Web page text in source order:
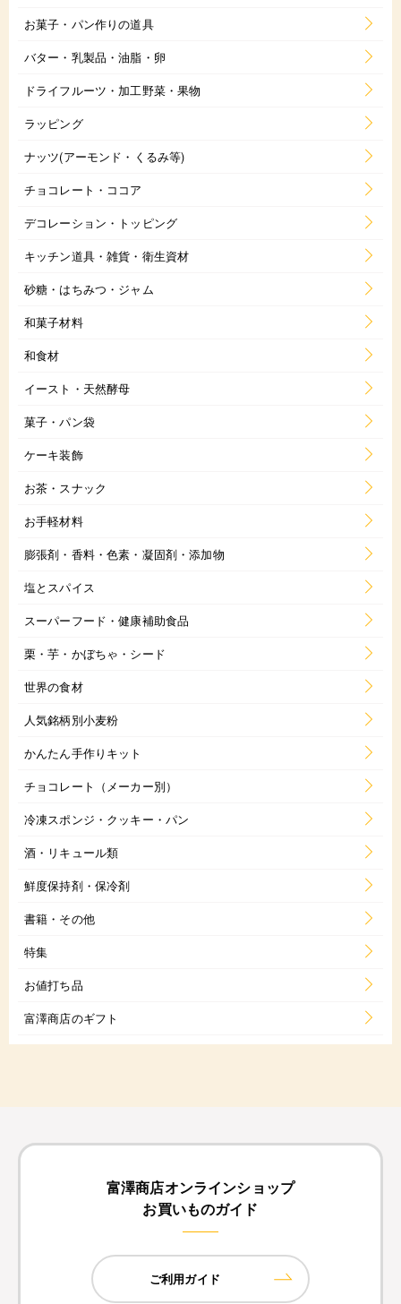
お菓子・パン作りの道具
バター・乳製品・油脂・卵
ドライフルーツ・加工野菜・果物
ラッピング
ナッツ(アーモンド・くるみ等)
チョコレート・ココア
デコレーション・トッピング
キッチン道具・雑貨・衛生資材
砂糖・はちみつ・ジャム
和菓子材料
和食材
イースト・天然酵母
菓子・パン袋
ケーキ装飾
お茶・スナック
お手軽材料
膨張剤・香料・色素・凝固剤・添加物
塩とスパイス
スーパーフード・健康補助食品
栗・芋・かぼちゃ・シード
世界の食材
人気銘柄別小麦粉
かんたん手作りキット
チョコレート（メーカー別）
冷凍スポンジ・クッキー・パン
酒・リキュール類
鮮度保持剤・保冷剤
書籍・その他
特集
お値打ち品
富澤商店のギフト
富澤商店オンラインショップ
お買いものガイド
ご利用ガイド